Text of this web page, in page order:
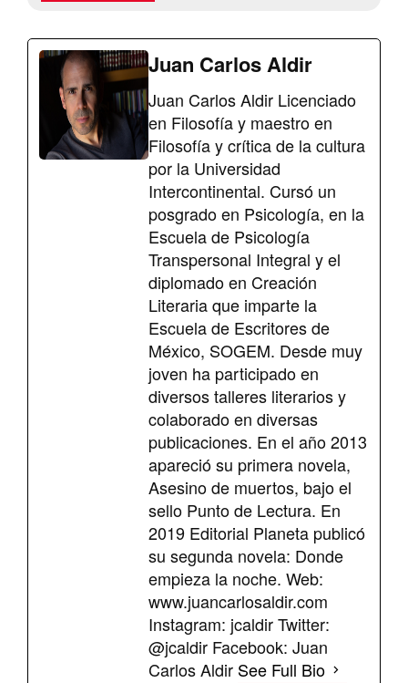
Juan Carlos Aldir
Juan Carlos Aldir Licenciado
en Filosofía y maestro en
Filosofía y crítica de la cultura
por la Universidad
Intercontinental. Cursó un
posgrado en Psicología, en la
Escuela de Psicología
Transpersonal Integral y el
diplomado en Creación
Literaria que imparte la
Escuela de Escritores de
México, SOGEM. Desde muy
joven ha participado en
diversos talleres literarios y
colaborado en diversas
publicaciones. En el año 2013
apareció su primera novela,
Asesino de muertos, bajo el
sello Punto de Lectura. En
2019 Editorial Planeta publicó
su segunda novela: Donde
empieza la noche. Web:
www.juancarlosaldir.com
Instagram: jcaldir Twitter:
@jcaldir Facebook: Juan
Carlos Aldir See Full Bio